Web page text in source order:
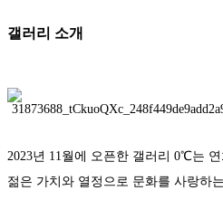
갤러리 소개
2023년 11월에 오픈한 갤러리 0℃는
젊은 가치와 열정으로 문화를 사랑하